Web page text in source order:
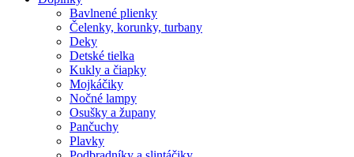
Bavlnené plienky
Čelenky, korunky, turbany
Deky
Detské tielka
Kukly a čiapky
Mojkáčiky
Nočné lampy
Osušky a župany
Pančuchy
Plavky